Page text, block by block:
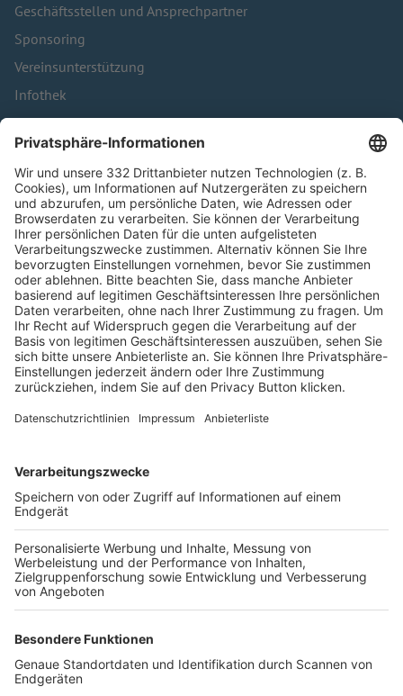
Geschäftsstellen und Ansprechpartner
Sponsoring
Vereinsunterstützung
Infothek
Kontakt
HÄUFIG BESUCHTE SEITEN
Pässe und Vereinswechsel
Trainerausbildung
Schulungsangebot Vereinsmitarbeiter
BFV-Geschäftsstellen
Trainerbörse
Login SpielPlus
FOLGE DEM BFV
TOP-VEREINE
TOP-PARTNER